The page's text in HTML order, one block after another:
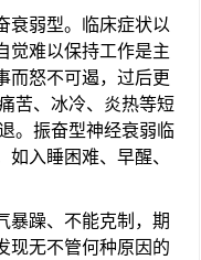
弱型。临床症状以
觉难以保持工作是主
而怒不可遏，过后更
苦、冰冷、炎热等短
。振奋型神经衰弱临
入睡困难、早醒、
躁、不能克制，期
现无不管何种原因的